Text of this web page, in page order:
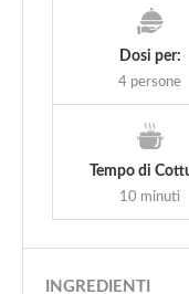
Dosi per:
4 persone
Tempo di
10 minuti
INGREDIENTI